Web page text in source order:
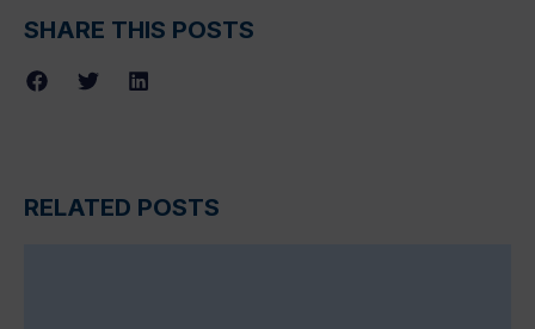
SHARE THIS POSTS
RELATED POSTS